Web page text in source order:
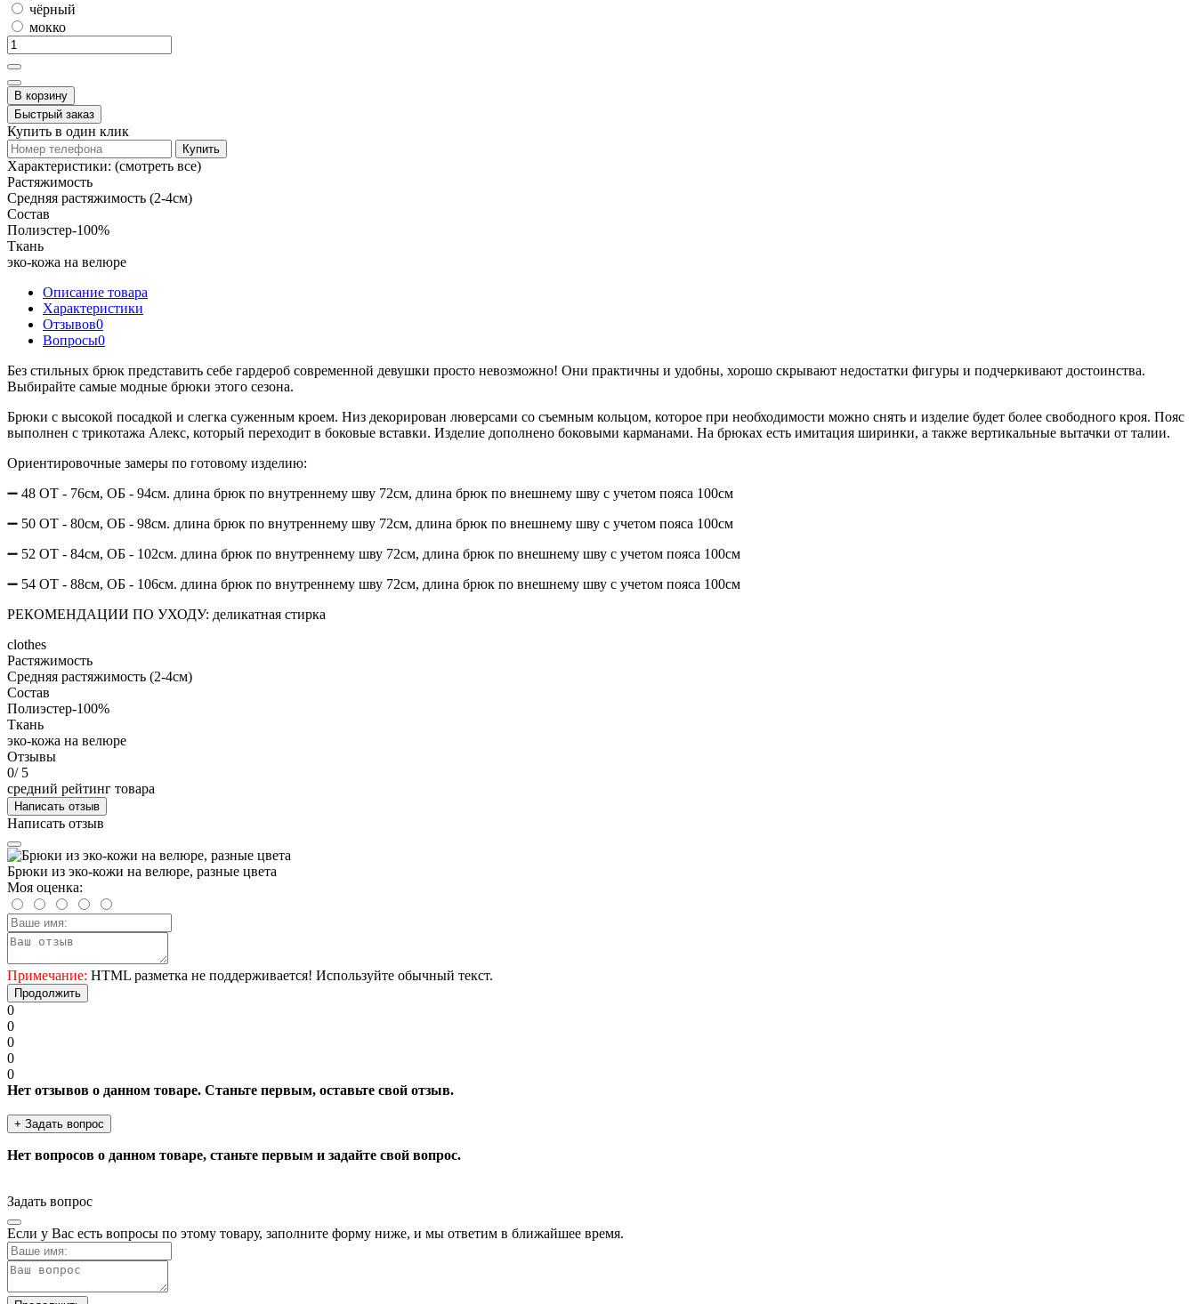
чёрный
мокко
В корзину
Быстрый заказ
Купить в один клик
Купить
Характеристики: (смотреть все)
Растяжимость
Средняя растяжимость (2-4см)
Состав
Полиэстер-100%
Ткань
эко-кожа на велюре
Описание товара
Характеристики
Отзывов0
Вопросы0
Без стильных брюк представить себе гардероб современной девушки просто невозможно! Они практичны и удобны, хорошо скрывают недостатки фигуры и подчеркивают достоинства.
Выбирайте самые модные брюки этого сезона.
Брюки с высокой посадкой и слегка суженным кроем. Низ декорирован люверсами со съемным кольцом, которое при необходимости можно снять и изделие будет более свободного кроя. Пояс
выполнен с трикотажа Алекс, который переходит в боковые вставки. Изделие дополнено боковыми карманами. На брюках есть имитация ширинки, а также вертикальные вытачки от талии.
Ориентировочные замеры по готовому изделию:
➖ 48 ОТ - 76см, ОБ - 94см. длина брюк по внутреннему шву 72см, длина брюк по внешнему шву с учетом пояса 100см
➖ 50 ОТ - 80см, ОБ - 98см. длина брюк по внутреннему шву 72см, длина брюк по внешнему шву с учетом пояса 100см
➖ 52 ОТ - 84см, ОБ - 102см. длина брюк по внутреннему шву 72см, длина брюк по внешнему шву с учетом пояса 100см
➖ 54 ОТ - 88см, ОБ - 106см. длина брюк по внутреннему шву 72см, длина брюк по внешнему шву с учетом пояса 100см
РЕКОМЕНДАЦИИ ПО УХОДУ: деликатная стирка
clothes
Растяжимость
Средняя растяжимость (2-4см)
Состав
Полиэстер-100%
Ткань
эко-кожа на велюре
Отзывы
0/ 5
средний рейтинг товара
Написать отзыв
Написать отзыв
Брюки из эко-кожи на велюре, разные цвета
Моя оценка:
Примечание: HTML разметка не поддерживается! Используйте обычный текст.
Продолжить
0
0
0
0
0
Нет отзывов о данном товаре. Станьте первым, оставьте свой отзыв.
+ Задать вопрос
Нет вопросов о данном товаре, станьте первым и задайте свой вопрос.
Задать вопрос
Если у Вас есть вопросы по этому товару, заполните форму ниже, и мы ответим в ближайшее время.